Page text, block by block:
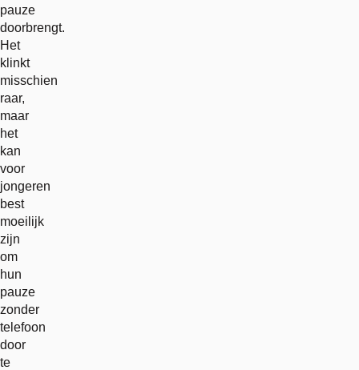
pauze
doorbrengt.
Het
klinkt
misschien
raar,
maar
het
kan
voor
jongeren
best
moeilijk
zijn
om
hun
pauze
zonder
telefoon
door
te